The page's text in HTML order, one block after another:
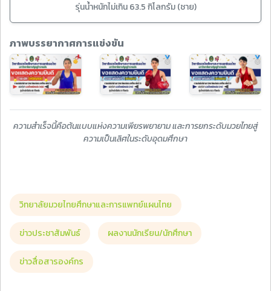
รุ่นน้ำหนักไม่เกิน 63.5 กิโลกรัม (ชาย)
ภาพบรรยากาศการแข่งขัน
ความสำเร็จนี้คือต้นแบบแห่งความเพียรพยายาม และการยกระดับมวยไทยสู่
ความเป็นเลิศในระดับอุดมศึกษา
วิทยาลัยมวยไทยศึกษาและการแพทย์แผนไทย
ข่าวประชาสัมพันธ์ ผลงานนักเรียน/นักศึกษา
ข่าวสื่อสารองค์กร